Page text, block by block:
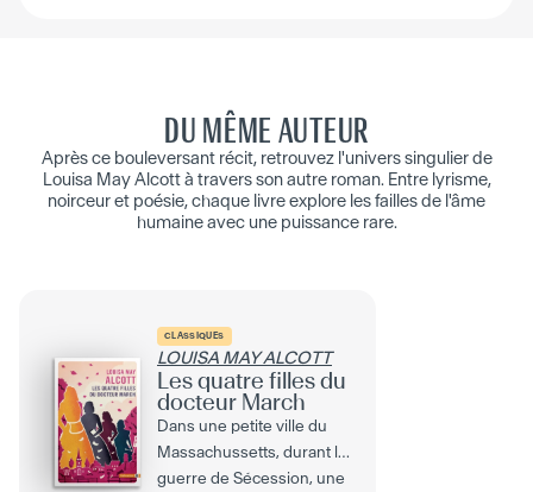
DU MÊME AUTEUR
Après ce bouleversant récit, retrouvez l'univers singulier de
Louisa May Alcott à travers son autre roman. Entre lyrisme,
noirceur et poésie, chaque livre explore les failles de l'âme
humaine avec une puissance rare.
CLASSIQUES
LOUISA MAY ALCOTT
Les quatre filles du
docteur March
Dans une petite ville du
Massachussetts, durant la
guerre de Sécession, une